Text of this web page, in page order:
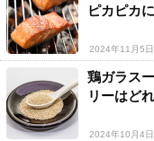
ピカピカに
2024年11月5日
鶏ガラス
リーはど
2024年10月4日